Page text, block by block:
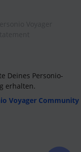
Deines Personio-
erhalten.
Voyager Community